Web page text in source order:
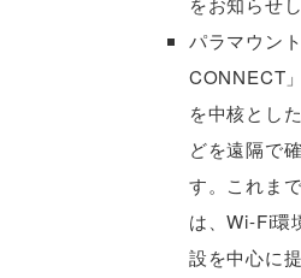
パラマウン
CONNECT
を中核とし
どを遠隔で
す。これま
は、Wi-Fi環
設を中心に